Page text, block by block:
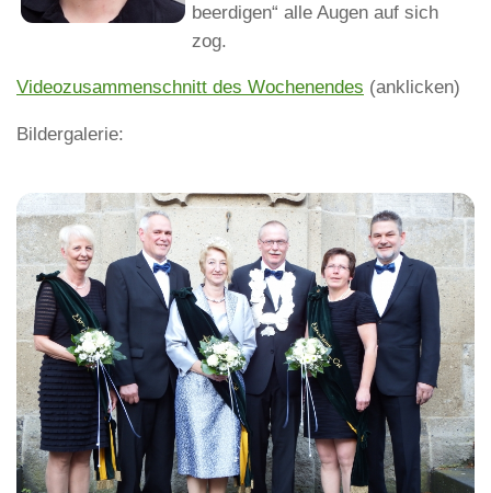
beerdigen“ alle Augen auf sich
zog.
Videozusammenschnitt des Wochenendes (anklicken)
Bildergalerie: